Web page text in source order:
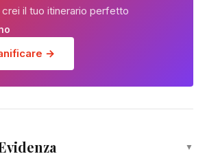
il tuo itinerario perfetto
→
▼